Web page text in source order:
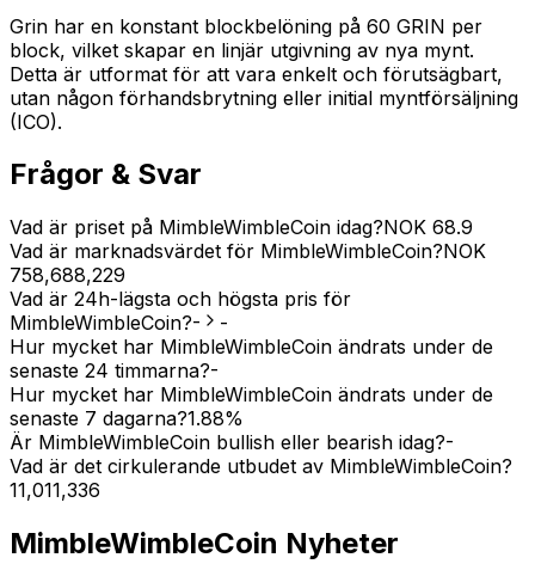
Grin har en konstant blockbelöning på 60 GRIN per
block, vilket skapar en linjär utgivning av nya mynt.
Detta är utformat för att vara enkelt och förutsägbart,
utan någon förhandsbrytning eller initial myntförsäljning
(ICO).
Frågor & Svar
Vad är priset på MimbleWimbleCoin idag?NOK 68.9
Vad är marknadsvärdet för MimbleWimbleCoin?NOK
758,688,229
Vad är 24h-lägsta och högsta pris för
MimbleWimbleCoin?-
-
Hur mycket har MimbleWimbleCoin ändrats under de
senaste 24 timmarna?-
Hur mycket har MimbleWimbleCoin ändrats under de
senaste 7 dagarna?1.88%
Är MimbleWimbleCoin bullish eller bearish idag?-
Vad är det cirkulerande utbudet av MimbleWimbleCoin?
11,011,336
MimbleWimbleCoin Nyheter